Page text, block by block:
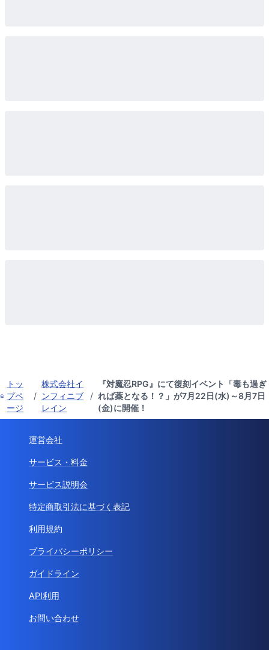
トッ
プペ
ージ
/
株式会社イ
ンフィニブ
レイン
/
『対魔忍RPG』にて復刻イベント「毒も過ぎ
れば薬となる！？」が7月22日(水)～8月7日
(金)に開催！
運営会社
サービス・料金
サービス説明会
特定商取引法に基づく表記
利用規約
プライバシーポリシー
ガイドライン
API利用
お問い合わせ